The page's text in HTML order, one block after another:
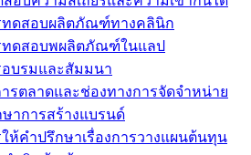
ทดสอบผลิตภัณฑ์ทางคลินิก
ทดสอบพผลิตภัณฑ์ในแลป
อบรมและสัมมนา
รตลาดและช่องทางการจัดจำหน่าย
ษาการสร้างแบรนด์
ห้คำปรึกษาเรื่องการวางแผนต้นทุน